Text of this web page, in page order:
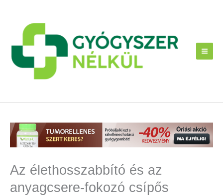
Az élethosszabbító és az
anyagcsere-fokozó csípős